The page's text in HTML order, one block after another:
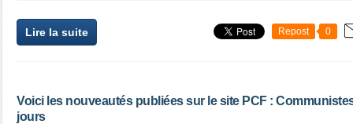
Lire la suite Repost 0
Voici les nouveautés publiées sur le site PCF :
jours